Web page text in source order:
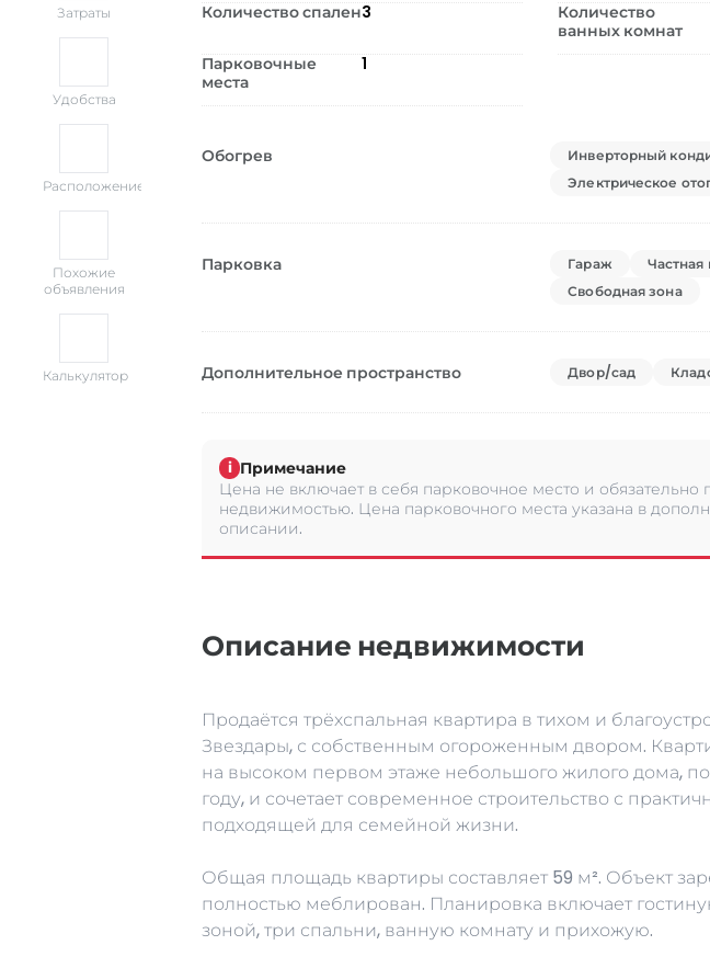
Затраты
Удобства
Расположение
Похожие
объявления
Калькулятор
Количество спален3
Количество
ванных комнат
Парковочные
места
1
Обогрев
Инверторный
Электрическое
Парковка Гараж
Частная
Свободная зона
Дополнительное пространство Двор/сад
i Примечание
Цена не включает в себя парковочное место и обязательно
недвижимостью. Цена парковочного места указана в
описании.
Описание недвижимости
Продаётся трёхспальная квартира в тихом и
Звездары, с собственным огороженным двором.
на высоком первом этаже небольшого жилого дома,
году, и сочетает современное строительство с
подходящей для семейной жизни.
Общая площадь квартиры составляет 59 м². Объект
полностью меблирован. Планировка включает
зоной, три спальни, ванную комнату и прихожую.